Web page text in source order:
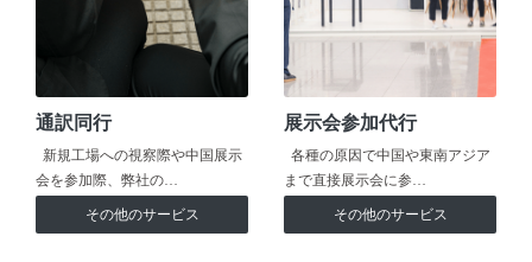
通訳同行
新規工場への視察際や中国展示
会を参加際、弊社の…
その他のサービス
展示会参加代行
各種の原因で中国や東南アジア
まで直接展示会に参…
その他のサービス